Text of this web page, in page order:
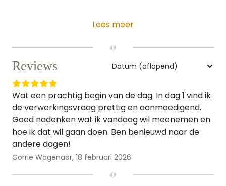
Lees meer
Reviews
Wat een prachtig begin van de dag. In dag 1 vind ik
de verwerkingsvraag prettig en aanmoedigend.
Goed nadenken wat ik vandaag wil meenemen en
hoe ik dat wil gaan doen. Ben benieuwd naar de
andere dagen!
Corrie Wagenaar, 18 februari 2026